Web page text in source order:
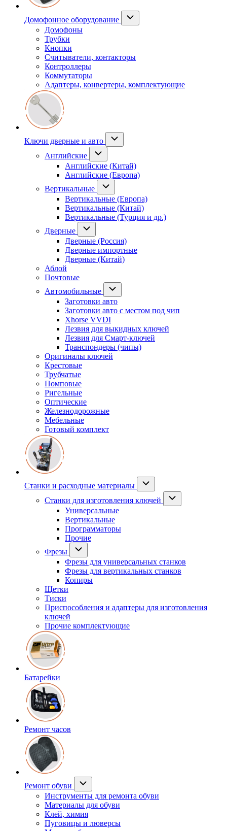
Домофонное оборудование
Домофоны
Трубки
Кнопки
Считыватели, контакторы
Контроллеры
Коммутаторы
Адаптеры, конвертеры, комплектующие
Ключи дверные и авто
Английские
Английские (Китай)
Английские (Европа)
Вертикальные
Вертикальные (Европа)
Вертикальные (Китай)
Вертикальные (Турция и др.)
Дверные
Дверные (Россия)
Дверные импортные
Дверные (Китай)
Аблой
Почтовые
Автомобильные
Заготовки авто
Заготовки авто с местом под чип
Xhorse VVDI
Лезвия для выкидных ключей
Лезвия для Смарт-ключей
Транспондеры (чипы)
Оригиналы ключей
Крестовые
Трубчатые
Помповые
Ригельные
Оптические
Железнодорожные
Мебельные
Готовый комплект
Станки и расходные материалы
Станки для изготовления ключей
Универсальные
Вертикальные
Программаторы
Прочие
Фрезы
Фрезы для универсальных станков
Фрезы для вертикальных станков
Копиры
Щетки
Тиски
Приспособления и адаптеры для изготовления
ключей
Прочие комплектующие
Батарейки
Ремонт часов
Ремонт обуви
Инструменты для ремонта обуви
Материалы для обуви
Клей, химия
Пуговицы и люверсы